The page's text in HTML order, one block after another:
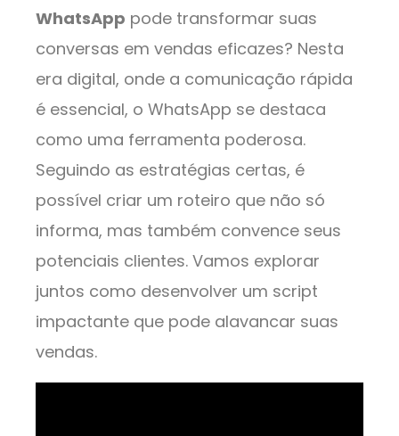
WhatsApp pode transformar suas
conversas em vendas eficazes? Nesta
era digital, onde a comunicação rápida
é essencial, o WhatsApp se destaca
como uma ferramenta poderosa.
Seguindo as estratégias certas, é
possível criar um roteiro que não só
informa, mas também convence seus
potenciais clientes. Vamos explorar
juntos como desenvolver um script
impactante que pode alavancar suas
vendas.